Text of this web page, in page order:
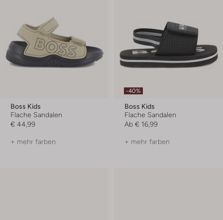
Boss Kids
Flache Sandalen
€ 44,99
+ mehr farben
-40%
Boss Kids
Flache Sandalen
Ab € 16,99
+ mehr farben